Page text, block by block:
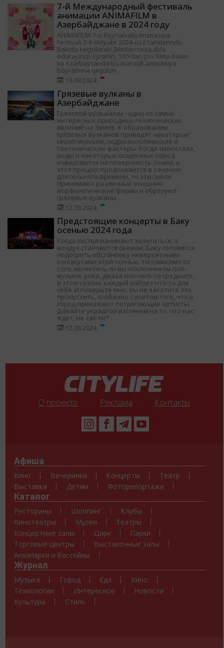
7-й Международный фестиваль
анимации ANIMAFILM в
Азербайджане в 2024 году
ANİMAFİLM 7-ci Beynəlxalq Animasiya
Festivalı 2-6 oktyabr 2024-cü il tarixlərində
Bakıda keçiriləcək! Biletləri necə əldə
edəcəyinizi öyrənin, 100-dən çox filmə baxın
və Azərbaycanda bu maraqlı animasiya
bayramına qoşulun.
18.09.2024
Грязевые вулканы в
Азербайджане
Грязевой вулканизм - одно из самых
интересных природных геологических
явлений на Земле. К образованию
грязевых вулканов приводят некоторые
геологические, гидрогеологические и
тектонические факторы. Когда смеси газа,
воды и некоторых осадочных пород
извергаются на поверхность Земли, и
этот процесс продолжается в течение
длительного времени, то эти смеси
принимают различные внешние
морфологические формы и образуют
грязевые вулканы.
12.09.2024
Предстоящие концерты в Баку
осенью 2024 года
Когда листья начинают золотиться, а
воздух становится свежим, Баку готовится
подогреть обстановку невероятными
концертами этой осенью. Независимо от
того, являетесь ли вы поклонником поп-
музыки, рока, джаза или чего-то среднего,
в этом сезоне каждый найдет что-то для
себя. И поверьте мне, вы не захотите это
пропустить, особенно с учетом того, что в
город приезжают потрясающие артисты.
Давайте украдкой взглянем на то, что нас
ждет, не так ли?
12.09.2024
О проекте Реклама Контакты
Афиша
Кино Вечеринки Концерты
Театр
Выставки
Детям Фоторепортажи
Каталог
Рестораны Шоппинг
Клубы
Кинотеатры
Музеи
Театры
Концертные залы
Цирк
Парки
Торговые центры
Выставочные залы
Аквапарки и бассейны
Журнал
Музыка Город Еда
Кино
Технологии
Интересное
Новости
Культура
Стиль